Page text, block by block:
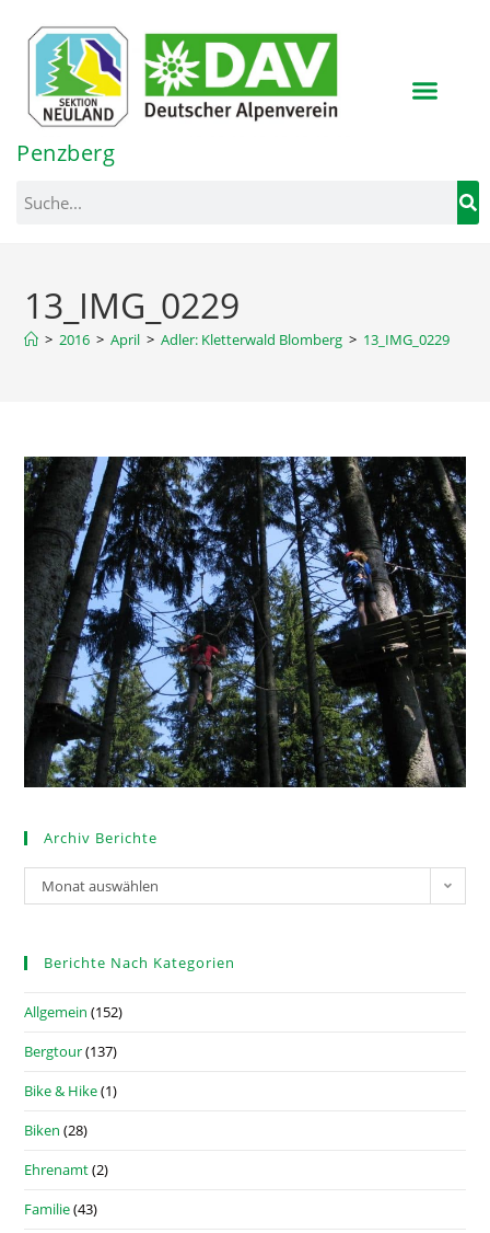
springen
Penzberg
13_IMG_0229
> 2016 > April > Adler: Kletterwald Blomberg > 13_IMG_0229
Archiv Berichte
Monat auswählen
Berichte Nach Kategorien
Allgemein (152)
Bergtour(137)
Bike & Hike(1)
Biken (28)
Ehrenamt(2)
Familie(43)